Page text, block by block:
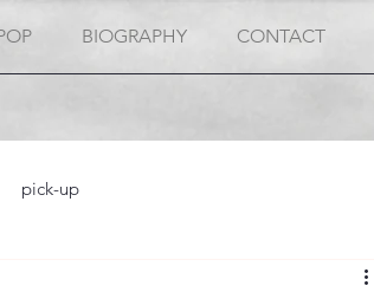
BIOGRAPHY CONTACT
pick-up